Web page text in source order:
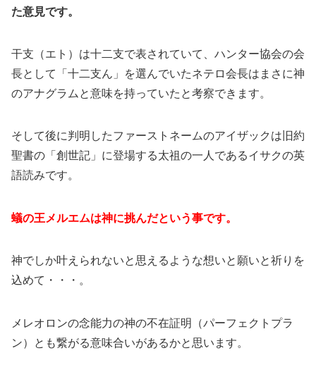
た意見です。
干支（エト）は十二支で表されていて、ハンター協会の会
長として「十二支ん」を選んでいたネテロ会長はまさに神
のアナグラムと意味を持っていたと考察できます。
そして後に判明したファーストネームのアイザックは旧約
聖書の「創世記」に登場する太祖の一人であるイサクの英
語読みです。
蟻の王メルエムは神に挑んだという事です。
神でしか叶えられないと思えるような想いと願いと祈りを
込めて・・・。
メレオロンの念能力の神の不在証明（パーフェクトプラ
ン）とも繋がる意味合いがあるかと思います。